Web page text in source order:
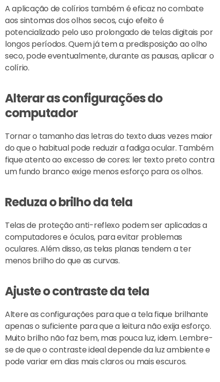
A aplicação de colírios também é eficaz no combate
aos sintomas dos olhos secos, cujo efeito é
potencializado pelo uso prolongado de telas digitais por
longos períodos. Quem já tem a predisposição ao olho
seco, pode eventualmente, durante as pausas, aplicar o
colírio.
Alterar as configurações do
computador
Tornar o tamanho das letras do texto duas vezes maior
do que o habitual pode reduzir a fadiga ocular. Também
fique atento ao excesso de cores: ler texto preto contra
um fundo branco exige menos esforço para os olhos.
Reduza o brilho da tela
Telas de proteção anti-reflexo podem ser aplicadas a
computadores e óculos, para evitar problemas
oculares. Além disso, as telas planas tendem a ter
menos brilho do que as curvas.
Ajuste o contraste da tela
Altere as configurações para que a tela fique brilhante
apenas o suficiente para que a leitura não exija esforço.
Muito brilho não faz bem, mas pouca luz, idem. Lembre-
se de que o contraste ideal depende da luz ambiente e
pode variar em dias mais claros ou mais escuros.